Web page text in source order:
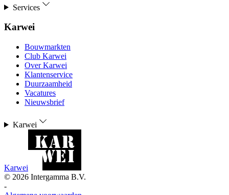
Services
Karwei
Bouwmarkten
Club Karwei
Over Karwei
Klantenservice
Duurzaamheid
Vacatures
Nieuwsbrief
Karwei
Karwei
© 2026 Intergamma B.V.
-